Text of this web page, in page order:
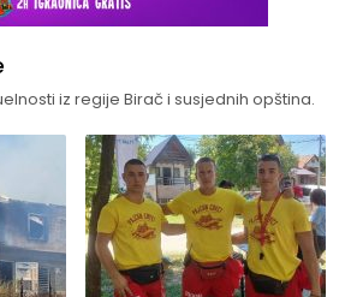
iz regije Birač i susjednih opština.